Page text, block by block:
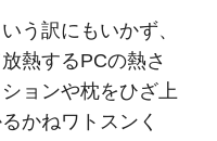
う訳にもいかず、
熱するPCの熱さ
ョンや枕をひざ上
かねワトスンく